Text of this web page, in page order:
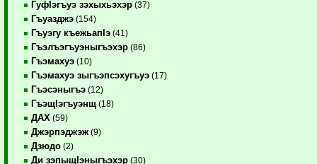
ГуфIэгъуэ зэхыхьэхэр (37)
Гъуазджэ (154)
Гъуэгу къежьапIэ (41)
Гъэлъэгъуэныгъэхэр (86)
Гъэмахуэ (10)
Гъэмахуэ зыгъэпсэхугъуэ (17)
Гъэсэныгъэ (12)
ГъэщIэгъуэнщ (18)
ДАХ (59)
Джэрпэджэж (9)
Дзюдо (2)
Ди зэпыщIэныгъэхэр (30)